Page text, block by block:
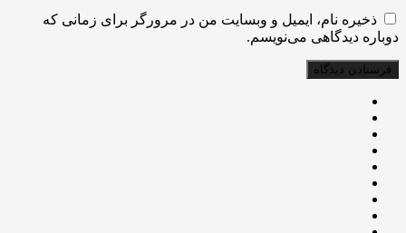
ذخیره نام، ایمیل و وبسایت من در مرورگر برای زمانی که
دوباره دیدگاهی می‌نویسم.